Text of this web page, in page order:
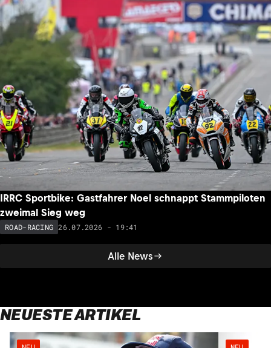
Alle News
IRRC Sportbike: Gastfahrer Noel schnappt Stammpiloten
zweimal Sieg weg
ROAD-RACING 26.07.2026 - 19:41
NEUESTE ARTIKEL